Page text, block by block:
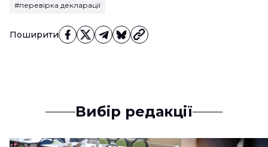
Поширити
#перевірка декларації
Вибір редакції